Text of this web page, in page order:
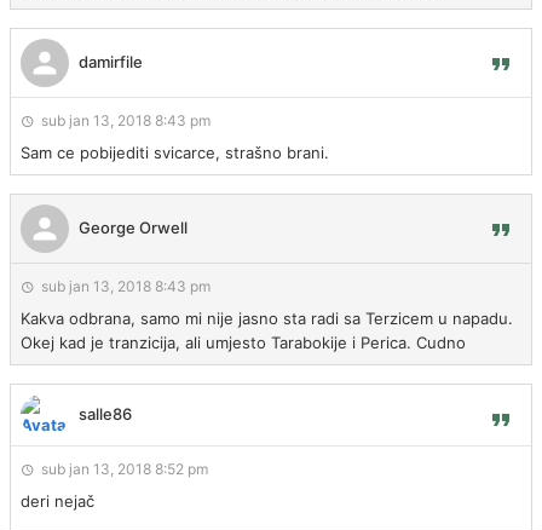
damirfile
sub jan 13, 2018 8:43 pm
Sam ce pobijediti svicarce, strašno brani.
George Orwell
sub jan 13, 2018 8:43 pm
Kakva odbrana, samo mi nije jasno sta radi sa Terzicem u napadu.
Okej kad je tranzicija, ali umjesto Tarabokije i Perica. Cudno
salle86
sub jan 13, 2018 8:52 pm
deri nejač